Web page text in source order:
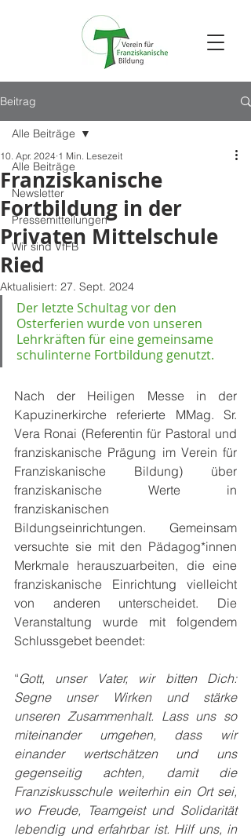
Beitrag
Alle Beiträge
Newsletter
Pressemitteilungen
Wir sind VfFB
Alle Beiträge
Franziskanische
Fortbildung in der
Privaten Mittelschule
Ried
10. Apr. 2024 1 Min. Lesezeit
Aktualisiert: 27. Sept. 2024
Der letzte Schultag vor den
Osterferien wurde von unseren
Lehrkräften für eine gemeinsame
schulinterne Fortbildung genutzt.
Nach der Heiligen Messe in der
Kapuzinerkirche referierte MMag. Sr.
Vera Ronai (Referentin für Pastoral und
franziskanische Prägung im Verein für
Franziskanische Bildung) über
franziskanische Werte in
franziskanischen
Bildungseinrichtungen. Gemeinsam
versuchte sie mit den Pädagog*innen
Merkmale herauszuarbeiten, die eine
franziskanische Einrichtung vielleicht
von anderen unterscheidet. Die
Veranstaltung wurde mit folgendem
Schlussgebet beendet:
“Gott, unser Vater, wir bitten Dich:
Segne unser Wirken und stärke
unseren Zusammenhalt. Lass uns so
miteinander umgehen, dass wir
einander wertschätzen und uns
gegenseitig achten, damit die
Franziskusschule weiterhin ein Ort sei,
wo Freude, Teamgeist und Solidarität
lebendig und erfahrbar ist. Hilf uns, in